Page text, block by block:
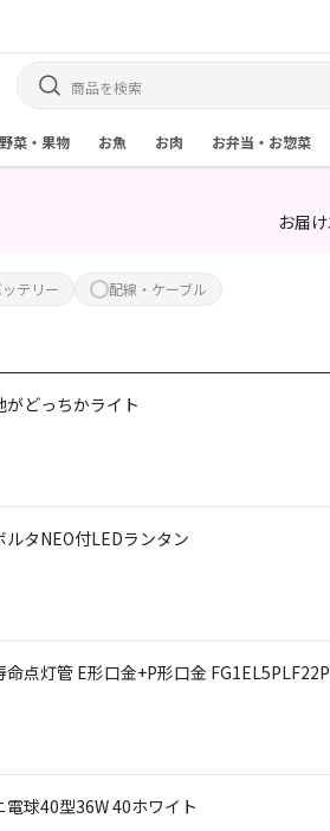
野菜・果物 お魚 お肉 お弁当・お惣菜
お届
テリー 配線・ケーブル
がどっちかライト
ルタNEO付LEDランタン
命点灯管 E形口金+P形口金
電球40型36W 40ホワイト